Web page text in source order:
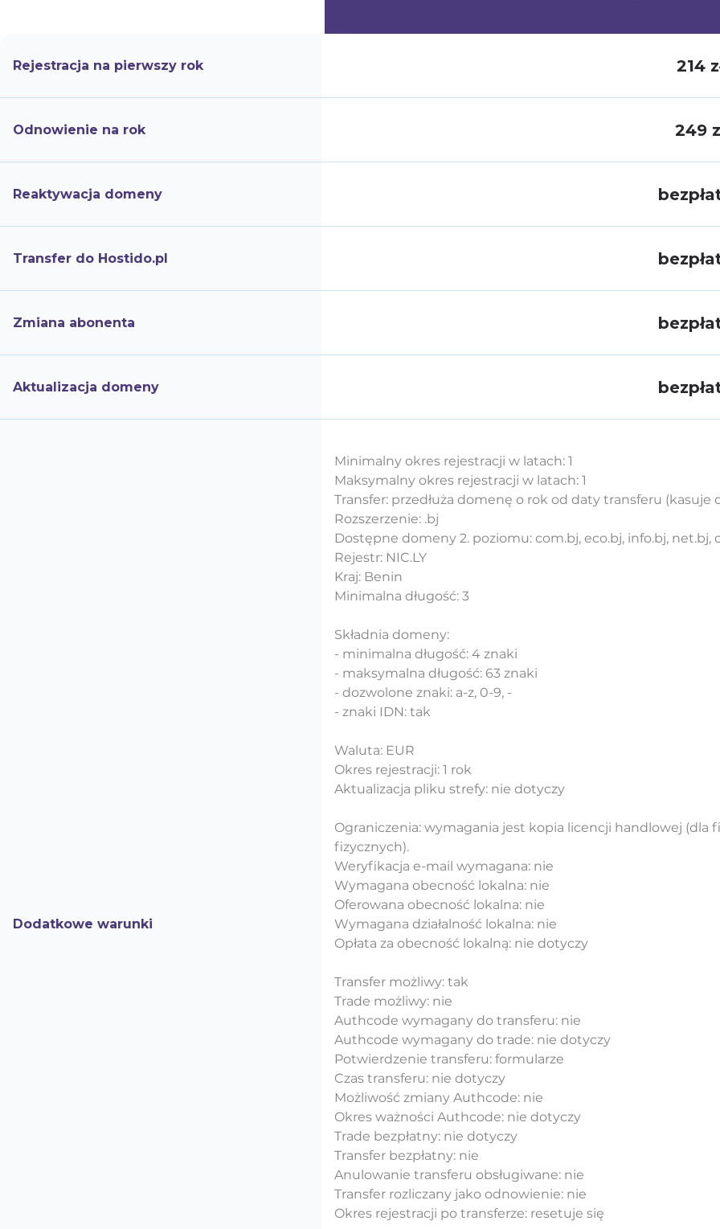
Rejestracja na pierwszy rok 214
Odnowienie na rok 249
Reaktywacja domeny
Transfer do Hostido.pl
Zmiana abonenta
Aktualizacja domeny
Dodatkowe warunki
Minimalny okres rejestracji w latach: 1
Maksymalny okres rejestracji w latach: 1
Transfer: przedłuża domenę o rok od daty transferu (kasuje
Rozszerzenie: .bj
Dostępne domeny 2. poziomu: com.bj, eco.bj, info.bj, net.bj,
Rejestr: NIC.LY
Kraj: Benin
Minimalna długość: 3
Składnia domeny:
- minimalna długość: 4 znaki
- maksymalna długość: 63 znaki
- dozwolone znaki: a-z, 0-9, -
- znaki IDN: tak
Waluta: EUR
Okres rejestracji: 1 rok
Aktualizacja pliku strefy: nie dotyczy
Ograniczenia: wymagania jest kopia licencji handlowej (dla
fizycznych).
Weryfikacja e-mail wymagana: nie
Wymagana obecność lokalna: nie
Oferowana obecność lokalna: nie
Wymagana działalność lokalna: nie
Opłata za obecność lokalną: nie dotyczy
Transfer możliwy: tak
Trade możliwy: nie
Authcode wymagany do transferu: nie
Authcode wymagany do trade: nie dotyczy
Potwierdzenie transferu: formularze
Czas transferu: nie dotyczy
Możliwość zmiany Authcode: nie
Okres ważności Authcode: nie dotyczy
Trade bezpłatny: nie dotyczy
Transfer bezpłatny: nie
Anulowanie transferu obsługiwane: nie
Transfer rozliczany jako odnowienie: nie
Okres rejestracji po transferze: resetuje się